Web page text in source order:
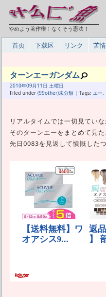
やめよう著作権！なくそう憲法！
首页 下载区 リンク 苦
ターンエーガンダム
2010年09月 11日 土曜日
Filed under (99other)未分類 | Tags: エー,
リアルタイムでは一切見てい
そのターンエーをまとめて見た
先日0083を見返して憤慨した